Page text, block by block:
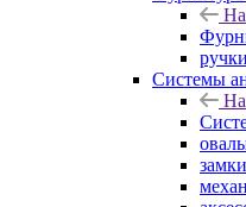
Системы